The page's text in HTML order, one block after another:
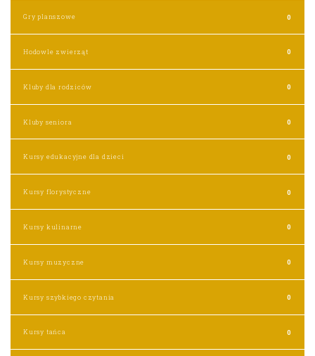
Gry planszowe 0
Hodowle zwierząt 0
Kluby dla rodziców 0
Kluby seniora 0
Kursy edukacyjne dla dzieci 0
Kursy florystyczne 0
Kursy kulinarne 0
Kursy muzyczne 0
Kursy szybkiego czytania 0
Kursy tańca 0